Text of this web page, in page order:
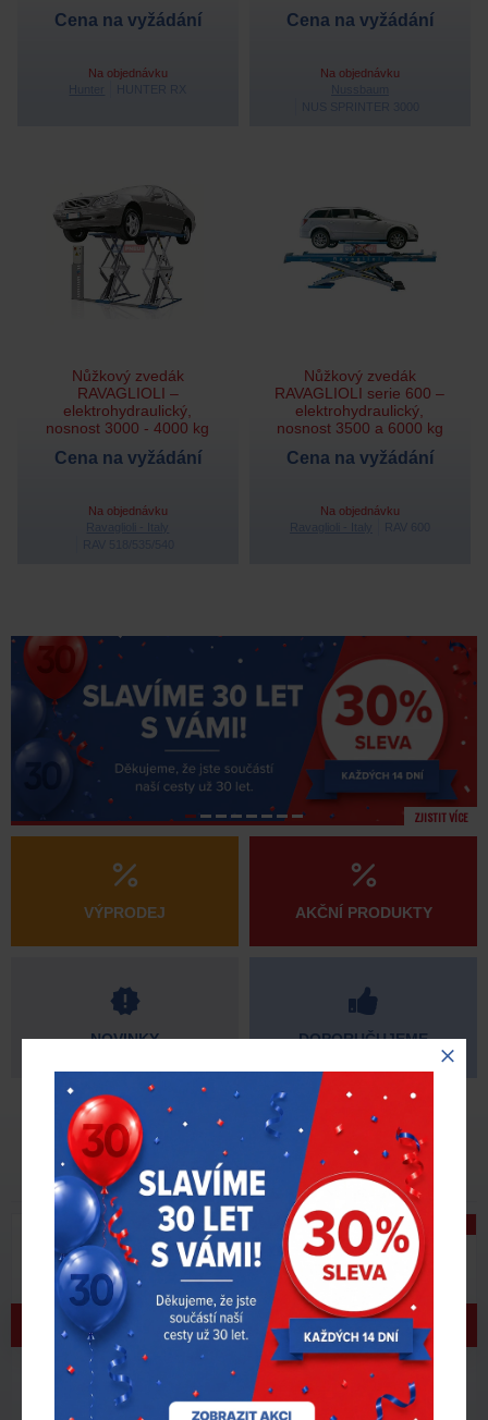
Hunter HUNTER RX
Cena na vyžádání
Na objednávku
Nussbaum
Cena na vyžádání
Na objednávku
Ravaglioli - Italy
Nůžkový zvedák
RAVAGLIOLI –
elektrohydraulický,
nosnost 3000 - 4000 kg
Cena na vyžádání
Na objednávku
Ravaglioli - Italy
RAV 600
Nůžkový zvedák
RAVAGLIOLI serie 600 –
elektrohydraulický,
nosnost 3500 a 6000 kg
Cena na vyžádání
Na objednávku
ZJISTIT VÍCE
VÝPRODEJ
NOVINKY
AKČNÍ PRODUKTY
DOPORUČUJEME
AKTUALITY
Slavíme 30 let | sleva 30 % – 5. AKCE!
Akce
31. 2026
Vážení zákazníci, dnes pro vás odkrýváme
v pořadí už pátou akční nabídku! Do
aktuálního výběru jsme zařadili další
produkty z na..
Více zde